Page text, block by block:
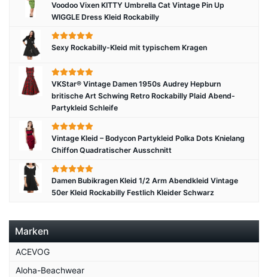
Voodoo Vixen KITTY Umbrella Cat Vintage Pin Up
WIGGLE Dress Kleid Rockabilly
Sexy Rockabilly-Kleid mit typischem Kragen
VKStar® Vintage Damen 1950s Audrey Hepburn
britische Art Schwing Retro Rockabilly Plaid Abend-
Partykleid Schleife
Vintage Kleid – Bodycon Partykleid Polka Dots Knielang
Chiffon Quadratischer Ausschnitt
Damen Bubikragen Kleid 1/2 Arm Abendkleid Vintage
50er Kleid Rockabilly Festlich Kleider Schwarz
Marken
ACEVOG
Aloha-Beachwear